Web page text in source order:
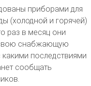
приборами для
(холодной и горячей)
раз в месяц они
снабжающую
последствиями
сообщать